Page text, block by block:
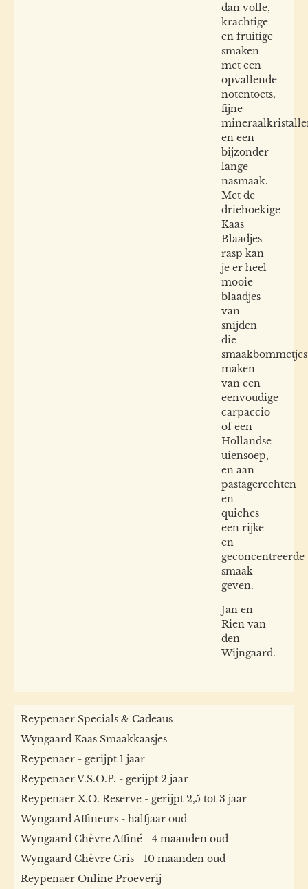
Reypenaer Specials & Cadeaus
Wyngaard Kaas Smaakkaasjes
Reypenaer - gerijpt 1 jaar
Reypenaer V.S.O.P. - gerijpt 2 jaar
Reypenaer X.O. Reserve - gerijpt 2,5 tot 3 jaar
Wyngaard Affineurs - halfjaar oud
Wyngaard Chèvre Affiné - 4 maanden oud
Wyngaard Chèvre Gris - 10 maanden oud
Reypenaer Online Proeverij
dan volle,
krachtige
en fruitige
smaken
met een
opvallende
notentoets,
fijne
en een
bijzonder
lange
nasmaak.
Met de
driehoekige
Kaas
Blaadjes
rasp kan
je er heel
mooie
blaadjes
van
snijden
die
smaakbommetjes
maken
van een
eenvoudige
carpaccio
of een
Hollandse
uiensoep,
en aan
pastagerechten
en
quiches
een rijke
en
geconcentreerde
smaak
geven.
Jan en
Rien van
den
Wijngaard.